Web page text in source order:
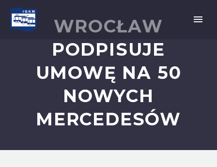
WROCŁAW
PODPISUJE
UMOWĘ NA 50
NOWYCH
MERCEDESÓW